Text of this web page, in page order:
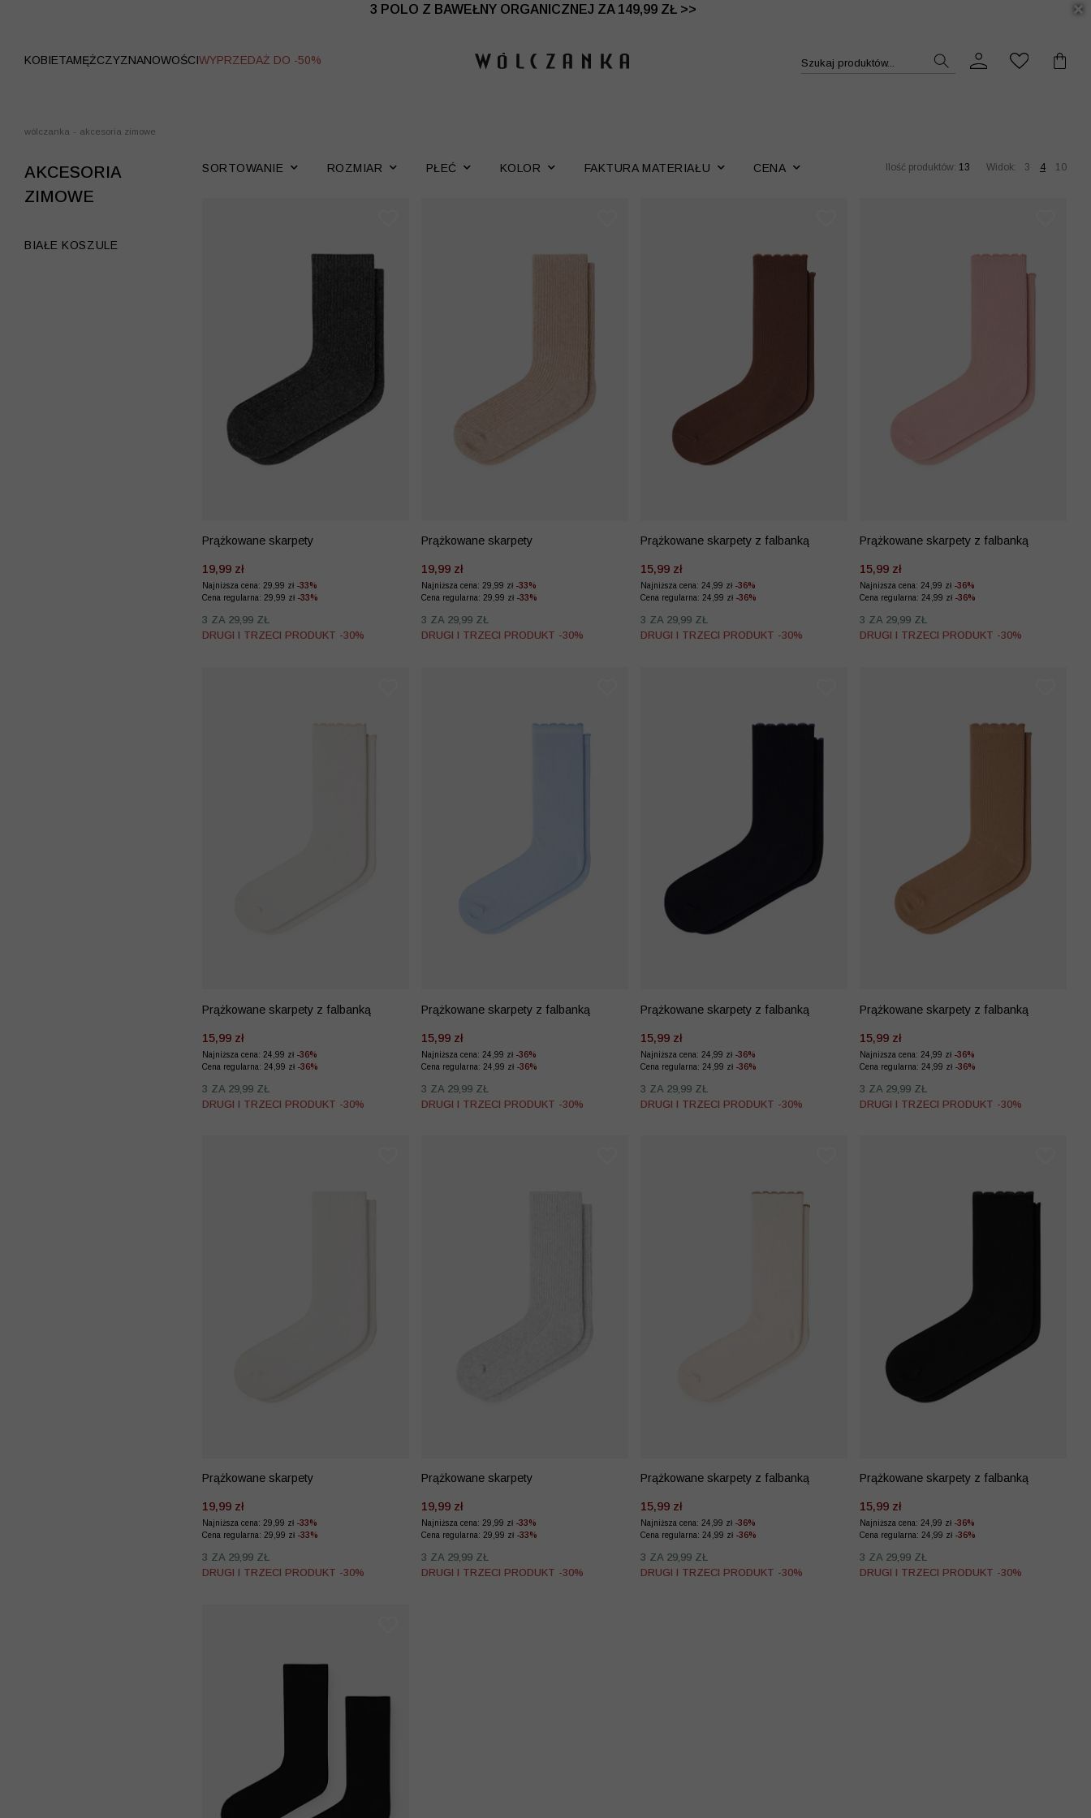
3 POLO Z BAWEŁNY ORGANICZNEJ ZA 149,99 ZŁ >>
WYPRZEDAŻ DO -50% | DODATKOWE -30% NA DRUGI I TRZECI PRODUKT >>
KOBIETAMĘŻCZYZNANOWOŚCIWYPRZEDAŻ DO -50% Szukaj produktów...
wólczanka - akcesoria zimowe
AKCESORIA
ZIMOWE
BIAŁE KOSZULE
SORTOWANIE ROZMIAR PŁEĆ KOLOR FAKTURA MATERIAŁU CENA Ilość produktów: 13 Widok: 3 4 10
Prążkowane skarpety
19,99 zł
Najniższa cena: 29,99 zł -33%
Cena regularna: 29,99 zł -33%
3 ZA 29,99 ZŁ
DRUGI I TRZECI PRODUKT -30%
Prążkowane skarpety
19,99 zł
Najniższa cena: 29,99 zł -33%
Cena regularna: 29,99 zł -33%
3 ZA 29,99 ZŁ
DRUGI I TRZECI PRODUKT -30%
Prążkowane skarpety z falbanką
15,99 zł
Najniższa cena: 24,99 zł -36%
Cena regularna: 24,99 zł -36%
3 ZA 29,99 ZŁ
DRUGI I TRZECI PRODUKT -30%
Prążkowane skarpety z falbanką
15,99 zł
Najniższa cena: 24,99 zł -36%
Cena regularna: 24,99 zł -36%
3 ZA 29,99 ZŁ
DRUGI I TRZECI PRODUKT -30%
Prążkowane skarpety z falbanką
15,99 zł
Najniższa cena: 24,99 zł -36%
Cena regularna: 24,99 zł -36%
3 ZA 29,99 ZŁ
DRUGI I TRZECI PRODUKT -30%
Prążkowane skarpety z falbanką
15,99 zł
Najniższa cena: 24,99 zł -36%
Cena regularna: 24,99 zł -36%
3 ZA 29,99 ZŁ
DRUGI I TRZECI PRODUKT -30%
Prążkowane skarpety z falbanką
15,99 zł
Najniższa cena: 24,99 zł -36%
Cena regularna: 24,99 zł -36%
3 ZA 29,99 ZŁ
DRUGI I TRZECI PRODUKT -30%
Prążkowane skarpety z falbanką
15,99 zł
Najniższa cena: 24,99 zł -36%
Cena regularna: 24,99 zł -36%
3 ZA 29,99 ZŁ
DRUGI I TRZECI PRODUKT -30%
Prążkowane skarpety
19,99 zł
Najniższa cena: 29,99 zł -33%
Cena regularna: 29,99 zł -33%
3 ZA 29,99 ZŁ
DRUGI I TRZECI PRODUKT -30%
Prążkowane skarpety
19,99 zł
Najniższa cena: 29,99 zł -33%
Cena regularna: 29,99 zł -33%
3 ZA 29,99 ZŁ
DRUGI I TRZECI PRODUKT -30%
Prążkowane skarpety z falbanką
15,99 zł
Najniższa cena: 24,99 zł -36%
Cena regularna: 24,99 zł -36%
3 ZA 29,99 ZŁ
DRUGI I TRZECI PRODUKT -30%
Prążkowane skarpety z falbanką
15,99 zł
Najniższa cena: 24,99 zł -36%
Cena regularna: 24,99 zł -36%
3 ZA 29,99 ZŁ
DRUGI I TRZECI PRODUKT -30%